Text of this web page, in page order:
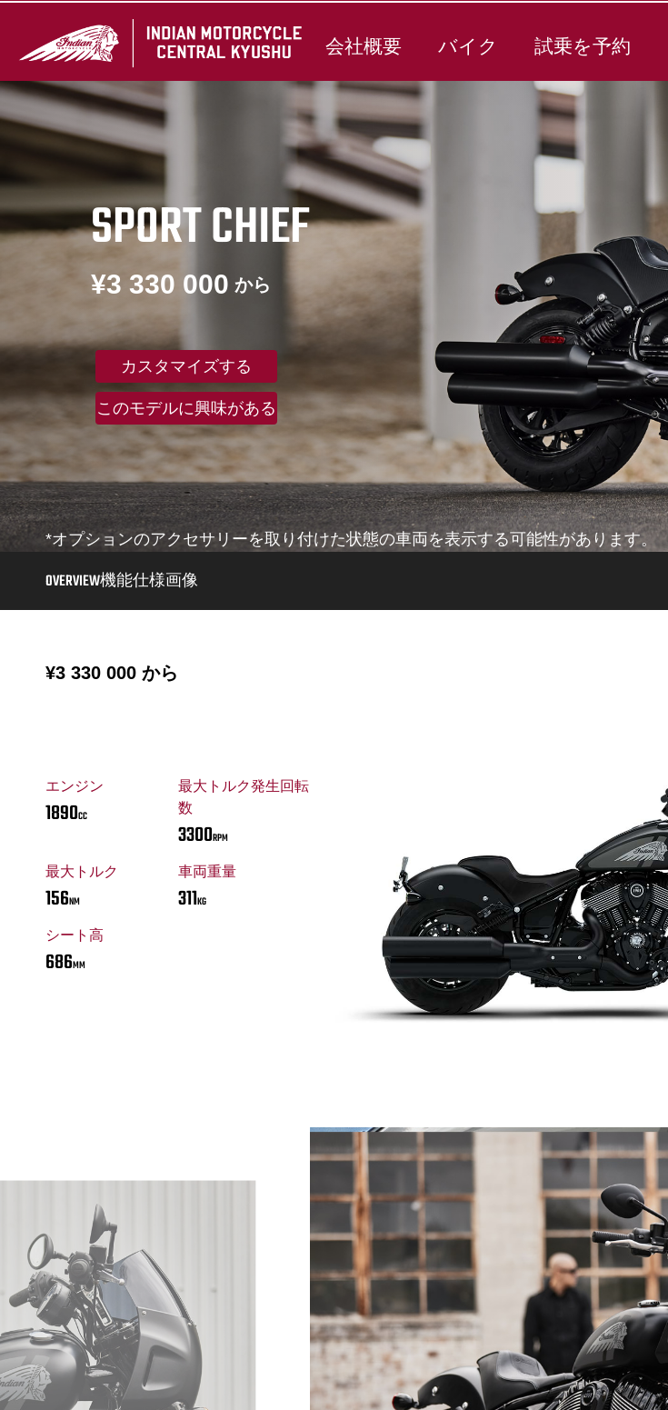
会社概要 バイク 試乗を予約
SPORT CHIEF
から
¥3 330 000
カスタマイズする
このモデルに興味がある
*オプションのアクセサリーを取り付けた状態の車両を表示する可能性があります。
OVERVIEW機能仕様画像
から
¥3 330 000
エンジン
1890CC
最大トルク発生回転
数
3300RPM
最大トルク
156NM
車両重量
311KG
シート高
686MM